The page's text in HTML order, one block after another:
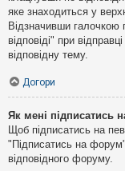
яке знаходиться у
Відзначивши галочкою
відповіді" при
відповідну тему.
Догори
Як мені підписатись
Щоб підписатись на
"Підписатись на форум"
відповідного форуму.